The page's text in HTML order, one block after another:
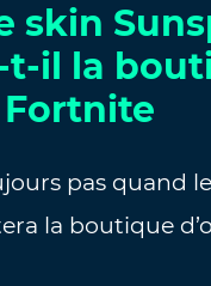
skin
il la
Fortnite
pas quand
la boutique